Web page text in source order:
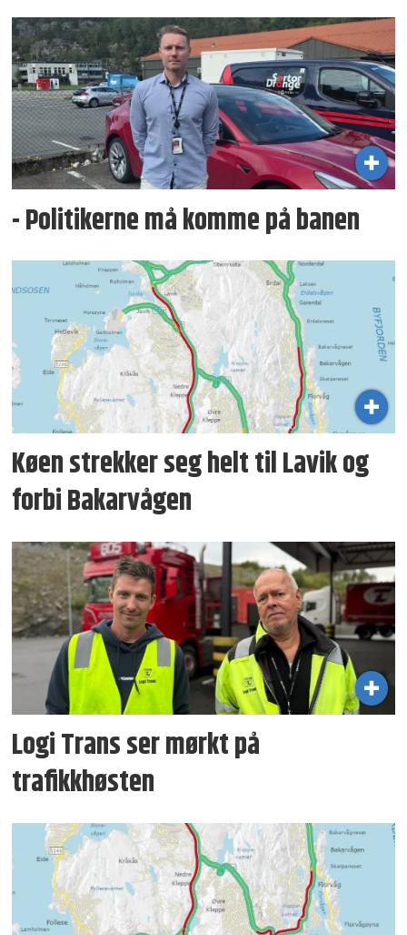
- Politikerne må komme på banen
Køen strekker seg helt til Lavik og
forbi Bakarvågen
Logi Trans ser mørkt på
trafikkhøsten